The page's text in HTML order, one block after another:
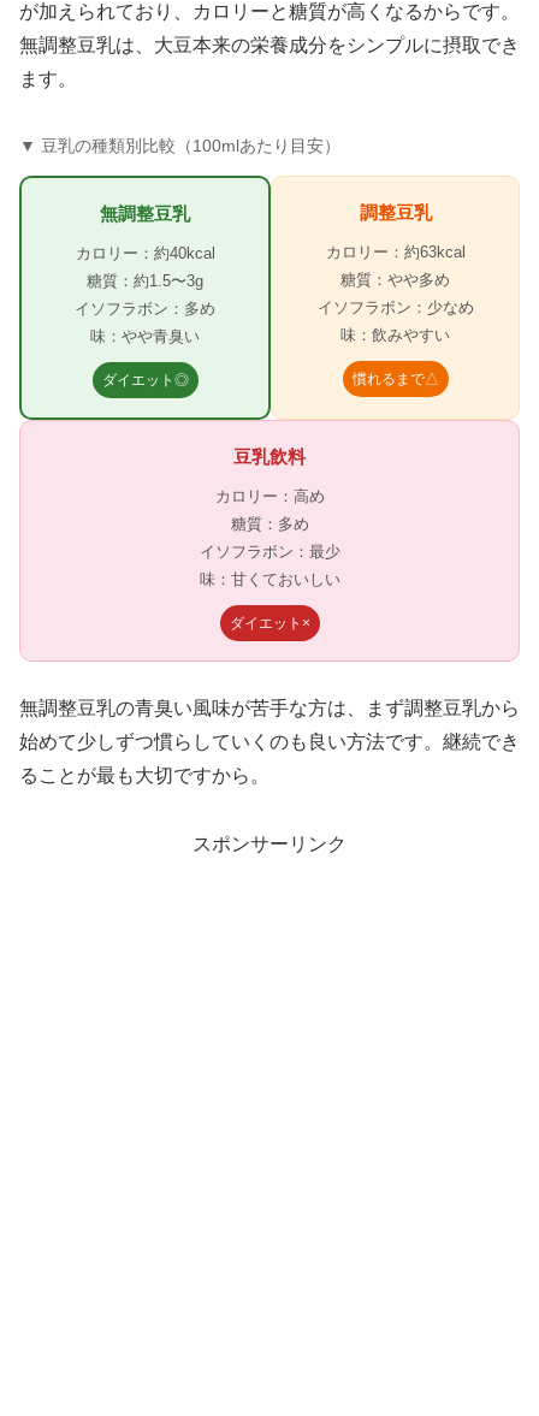
が加えられており、カロリーと糖質が高くなるからです。
無調整豆乳は、大豆本来の栄養成分をシンプルに摂取でき
ます。
▼ 豆乳の種類別比較（100mlあたり目安）
無調整豆乳
カロリー：約40kcal
糖質：約1.5〜3g
イソフラボン：多め
味：やや青臭い
ダイエット◎
調整豆乳
カロリー：約63kcal
糖質：やや多め
イソフラボン：少なめ
味：飲みやすい
慣れるまで△
豆乳飲料
カロリー：高め
糖質：多め
イソフラボン：最少
味：甘くておいしい
ダイエット×
無調整豆乳の青臭い風味が苦手な方は、まず調整豆乳から
始めて少しずつ慣らしていくのも良い方法です。継続でき
ることが最も大切ですから。
スポンサーリンク